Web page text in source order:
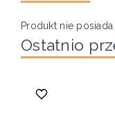
Produkt nie
Ostatnio